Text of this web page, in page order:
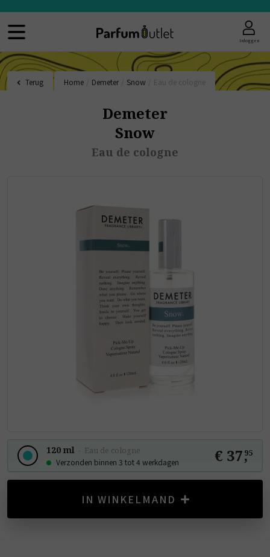
Inloggen
Terug Home Demeter Snow
Demeter
Snow
Eau de cologne
120 ml Eau de cologne
Verzonden binnen 3 tot 4 werkdagen € 37,
95
IN WINKELMAND